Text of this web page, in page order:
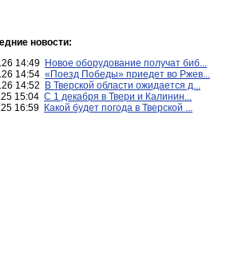
новости:
14:49 Новое оборудование получат биб...
14:54 «Поезд Победы» приедет во Ржев...
14:52
В Тверской области ожидается д...
15:04 С 1 декабря в Твери и Калинин...
16:59 Какой будет погода в Тверской ...